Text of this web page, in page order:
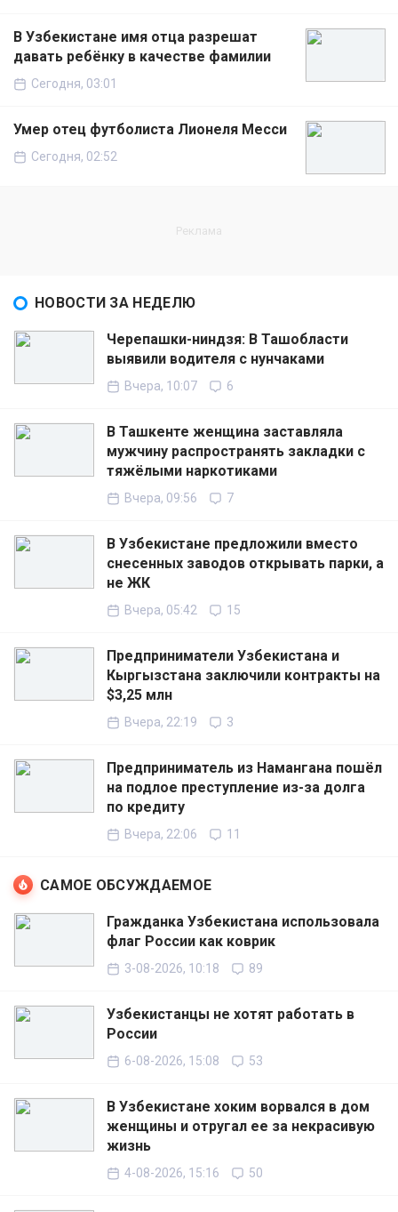
В Узбекистане имя отца разрешат
давать ребёнку в качестве фамилии
Сегодня, 03:01
Умер отец футболиста Лионеля Месси
Сегодня, 02:52
НОВОСТИ ЗА НЕДЕЛЮ
Черепашки-ниндзя: В Ташобласти
выявили водителя с нунчаками
Вчера, 10:07 6
В Ташкенте женщина заставляла
мужчину распространять закладки с
тяжёлыми наркотиками
Вчера, 09:56 7
В Узбекистане предложили вместо
снесенных заводов открывать парки, а
не ЖК
Вчера, 05:42 15
Предприниматели Узбекистана и
Кыргызстана заключили контракты на
$3,25 млн
Вчера, 22:19 3
Предприниматель из Намангана пошёл
на подлое преступление из-за долга
по кредиту
Вчера, 22:06 11
САМОЕ ОБСУЖДАЕМОЕ
Гражданка Узбекистана использовала
флаг России как коврик
3-08-2026, 10:18 89
Узбекистанцы не хотят работать в
России
6-08-2026, 15:08 53
В Узбекистане хоким ворвался в дом
женщины и отругал ее за некрасивую
жизнь
4-08-2026, 15:16 50